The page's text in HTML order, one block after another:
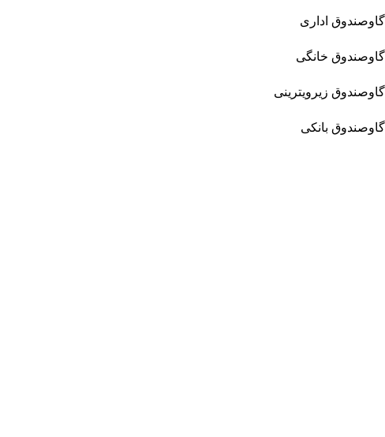
گاوصندوق اداری
گاوصندوق خانگی
گاوصندوق زیرویترینی
گاوصندوق بانکی